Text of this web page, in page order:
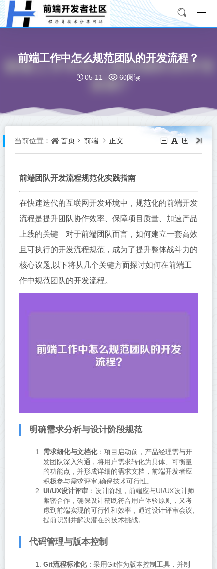
前端工作中怎么规范团队的开发流程？
05-11 60阅读
当前位置： 首页 前端 正文
前端团队开发流程规范化实践指南
在快速迭代的互联网开发环境中，规范化的前端开发
流程是提升团队协作效率、保障项目质量、加速产品
上线的关键，对于前端团队而言，如何建立一套高效
且可执行的开发流程规范，成为了提升整体战斗力的
核心议题,以下将从几个关键方面探讨如何在前端工
作中规范团队的开发流程。
明确需求分析与设计阶段规范
需求细化与文档化：项目启动前，产品经理需与开
发团队深入沟通，将用户需求转化为具体、可衡量
的功能点，并形成详细的需求文档，前端开发者应
积极参与需求评审,确保技术可行性。
UI/UX设计评审 ：设计阶段，前端应与UI/UX设计师
紧密合作，确保设计稿既符合用户体验原则，又考
虑到前端实现的可行性和效率，通过设计评审会议,
提前识别并解决潜在的技术挑战。
代码管理与版本控制
Git流程标准化：采用Git作为版本控制工具，并制